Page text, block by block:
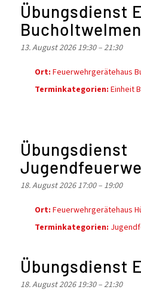
Übungsdienst
Bucholtwelmen
13. August 2026 19:30–21:30
Ort: Feuerwehrgerätehaus
Terminkategorien: Einheit
Übungsdienst
18. August 2026 17:00– 19:00
Ort: Feuerwehrgerätehaus
Terminkategorien:
Übungsdienst
18. August 2026 19:30–21:30